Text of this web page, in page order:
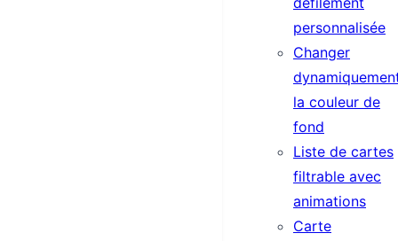
personnalisée
Changer
la couleur de
fond
Liste de cartes
filtrable avec
animations
Carte